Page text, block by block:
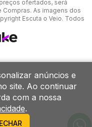
ofertados, será
As imagens dos
Escuta o Veio. Todos
anúncios e
site. Ao continuar
com a nossa
.